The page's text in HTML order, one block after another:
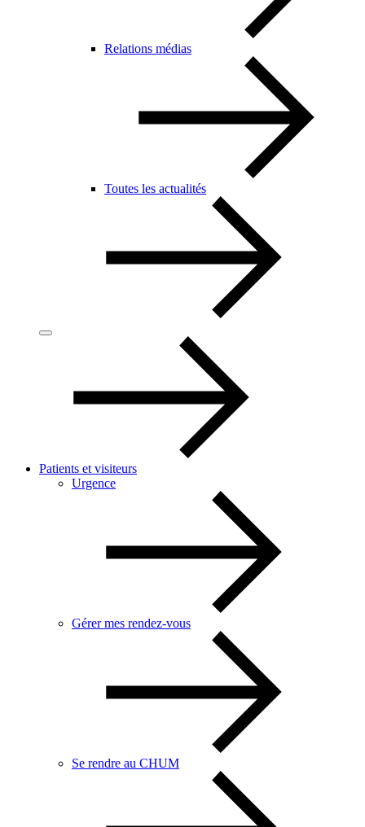
Relations médias
Toutes les actualités
Patients et visiteurs
Urgence
Gérer mes rendez-vous
Se rendre au CHUM